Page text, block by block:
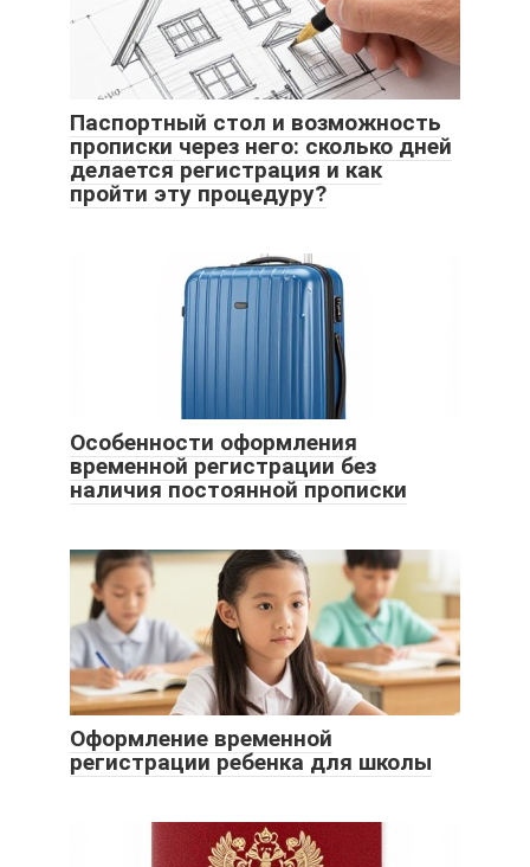
Паспортный стол и возможность
прописки через него: сколько дней
делается регистрация и как
пройти эту процедуру?
Особенности оформления
временной регистрации без
наличия постоянной прописки
Оформление временной
регистрации ребенка для школы